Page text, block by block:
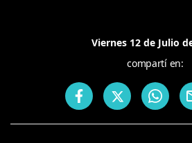
Viernes 12 de Julio
compartí en: